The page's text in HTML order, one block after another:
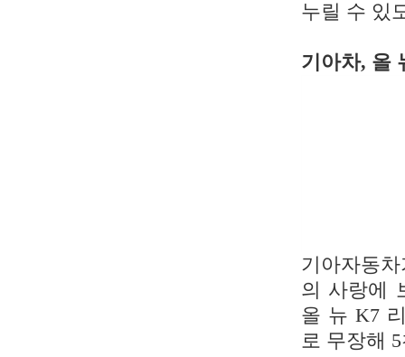
누릴 수 있
기아차, 올
기아자동
의 사랑에
올 뉴 K7
로 무장해